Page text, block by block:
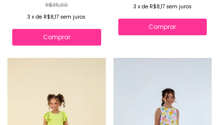
R$35,00
3 xde R$8,17 sem juros
Comprar
3 x de R$8,17 sem juros
Comprar